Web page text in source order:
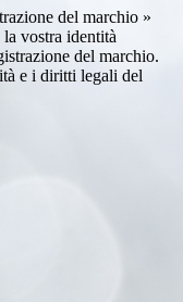
del marchio »
vostra identità
del marchio.
e i diritti legali del